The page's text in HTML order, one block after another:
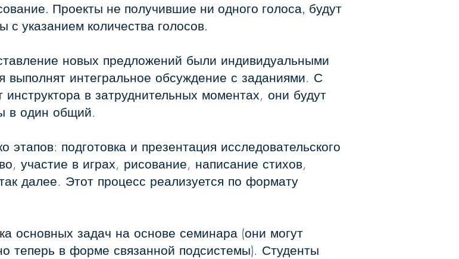
Проекты не получившие ни одного голоса, будут
указанием количества голосов.
новых предложений были индивидуальными
интегральное обсуждение с заданиями. С
в затруднительных моментах, они будут
в один общий.
этапов: подготовка и презентация исследовательского
участие в играх, рисование, написание стихов,
далее. Этот процесс реализуется по формату
основных задач на основе семинара (они могут
теперь в форме связанной подсистемы). Студенты